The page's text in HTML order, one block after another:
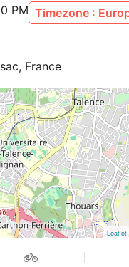
en consécutif
- 11 allée
PM Timezone :
France
Leaflet